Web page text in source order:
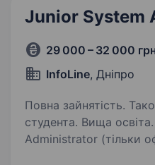
Junior System
29 000 – 32 000
InfoLine, Дніпро
Повна зайнятість.
студента. Вища освіта. Junior System
Administrator (тільки